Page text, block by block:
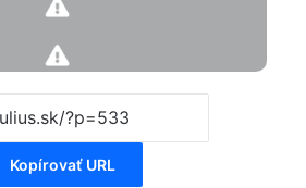
Kopírovať URL